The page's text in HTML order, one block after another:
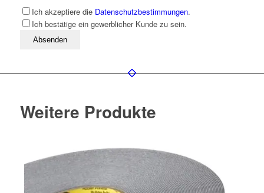
Ich akzeptiere die Datenschutzbestimmungen.
Ich bestätige ein gewerblicher Kunde zu sein.
Bitte lassen Sie dieses Feld leer
Weitere Produkte